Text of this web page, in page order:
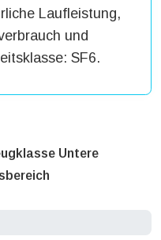
Laufleistung,
und
SF6.
Untere